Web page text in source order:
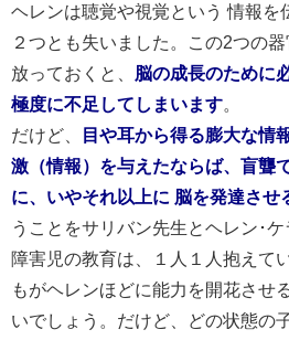
ヘレンは聴覚や視覚という 情報を
２つとも失いました。この2つの
放っておくと、 脳の成長のために
極度に不足してしまいます。
だけど、
目や耳から得る膨大な情
激（情報）を与えたならば、盲聾
に、いやそれ以上に 脳を発達させ
うことをサリバン先生とヘレン･ケ
障害児の教育は、１人１人抱えて
もがヘレンほどに能力を開花させ
いでしょう。だけど、どの状態の